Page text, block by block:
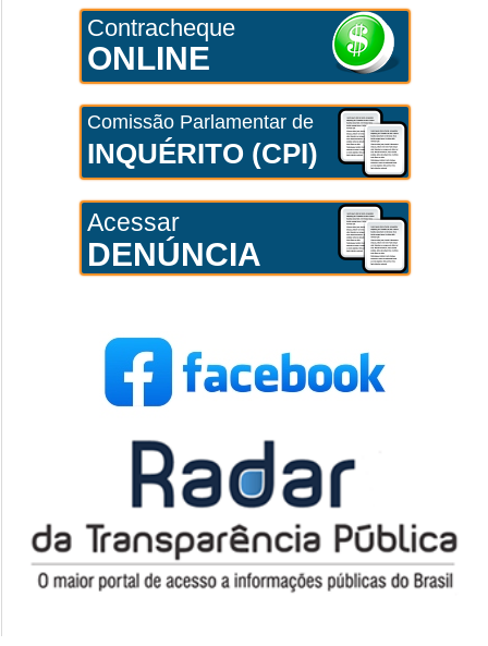
Contracheque
ONLINE
Comissão Parlamentar de
INQUÉRITO (CPI)
Acessar
DENÚNCIA